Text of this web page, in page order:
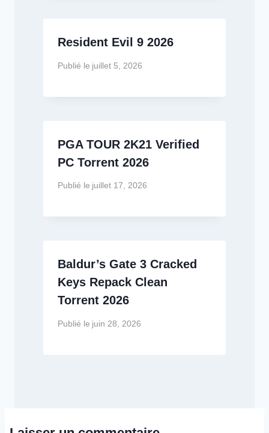
Resident Evil 9 2026
Publié le juillet 5, 2026
PGA TOUR 2K21 Verified
PC Torrent 2026
Publié le juillet 17, 2026
Baldur’s Gate 3 Cracked
Keys Repack Clean
Torrent 2026
Publié le juin 28, 2026